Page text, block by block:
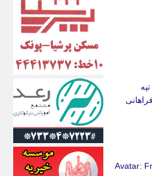
Avatar:
ای استخدام
ایتنا
ایراف
ایران آرت
ایران آنلاین
ایران زندگی
ایران فوری
ایرانی روز
ایرانیتال
ایرنا
ایسکانیوز
ایسنا
ایکنا
ایلنا